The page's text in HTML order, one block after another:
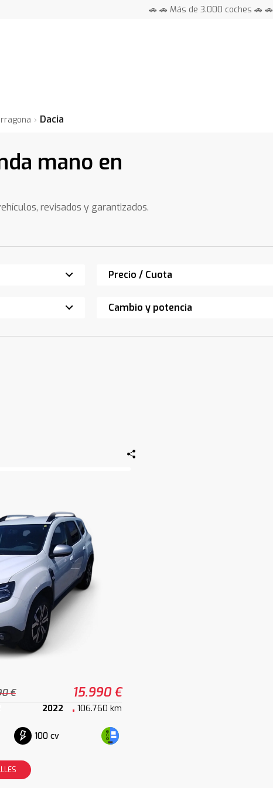
🚗 🚗 Más de 3.000 coches 🚗 🚗
Dacia
mano en
revisados y garantizados.
Precio / Cuota
Cambio y potencia
€ 15.990 €
2022 106.760 km
100 cv